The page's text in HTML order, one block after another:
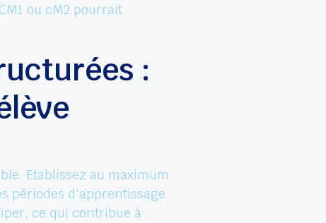
ou cM2 pourrait
:
Etablissez au maximum
périodes d'apprentissage.
ce qui contribue à